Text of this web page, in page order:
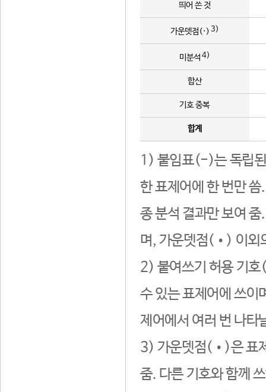
띄어 쓴 것
가운뎃점(·) 3)
미분석 4)
합산
기호 중복
합계
1) 붙임표(-)는 독립된
한 표제어에 한 번만
종 분석 결과만 보여
며, 가운뎃점(•) 이외
2) 붙여쓰기 허용 기호
수 있는 표제어에 쓰이
제어에서 여러 번 나타
3) 가운뎃점(•)은 표
줌. 다른 기호와 함께